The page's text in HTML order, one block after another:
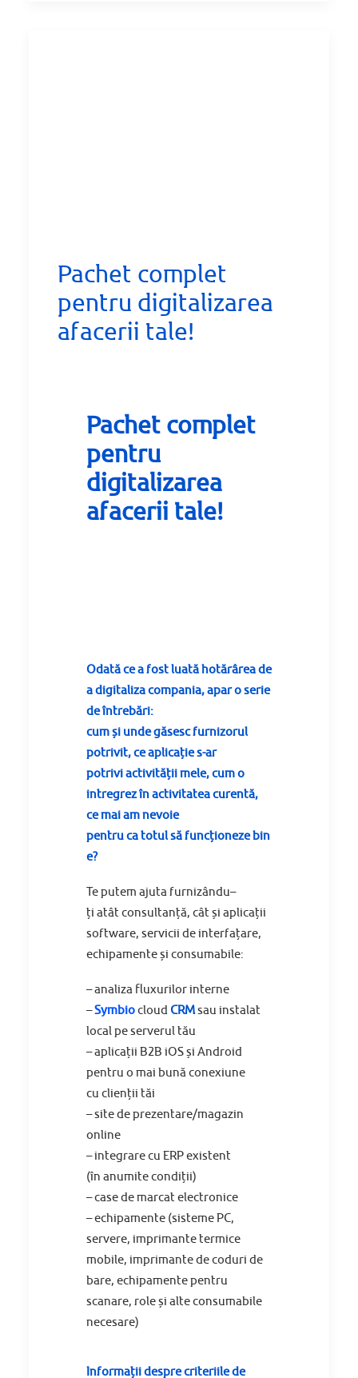
Pachet complet
pentru digitalizarea
afacerii tale!
Pachet complet
pentru
digitalizarea
afacerii tale!
Odatăce a fostluatăhotărâreade
adigitalizacompania,aparo serie
deîntrebări:
cumși undegăsescfurnizorul
potrivit, ceaplicațies-ar
potriviactivitățiimele, cum o
intregrezînactivitateacurentă,
cemaiam nevoie
pentrucatotulsăfuncționezebin
e?
Teputem ajutafurnizându–
ți atât consultanță, cât și aplicații
software, servicii deinterfațare,
echipamenteși consumabile:
–analiza fluxurilor interne
–Symbiocloud CRMsau instalat
local pe serverultău
–aplicații B2B iOSși Android
pentru o mai bunăconexiune
cu clienții tăi
–sitede prezentare/magazin
online
–integrarecu ERP existent
(în anumitecondiții)
–casede marcat electronice
– echipamente (sistemePC,
servere, imprimante termice
mobile, imprimante de coduri de
bare, echipamente pentru
scanare, roleși alte consumabile
necesare)
Informațiidespre criteriile de